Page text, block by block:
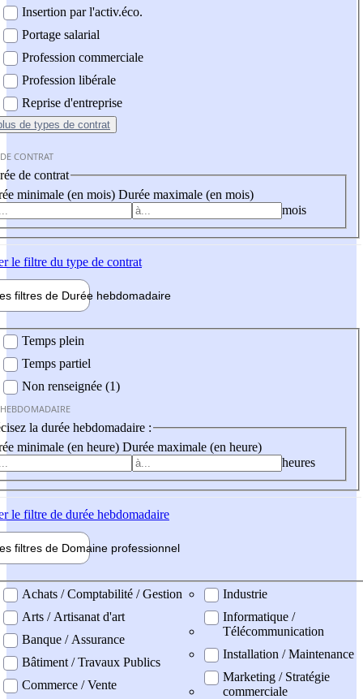
Insertion par l'activ.éco.
Portage salarial
Profession commerciale
Profession libérale
Reprise d'entreprise
de types de contrat
CONTRAT
de contrat
minimale (en mois) Durée maximale (en mois)
mois
le filtre du type de contrat
filtres de Durée hebdomadaire
Temps plein
Temps partiel
Non renseignée (1)
la durée hebdomadaire :
minimale (en heure) Durée maximale (en heure)
heures
le filtre de durée hebdomadaire
filtres de Domaine professionnel
professionel
Achats / Comptabilité / Gestion
Arts / Artisanat d'art
Banque / Assurance
Bâtiment / Travaux Publics
Commerce / Vente
Industrie
Informatique /
Télécommunication
Installation / Maintenance
Marketing / Stratégie
commerciale